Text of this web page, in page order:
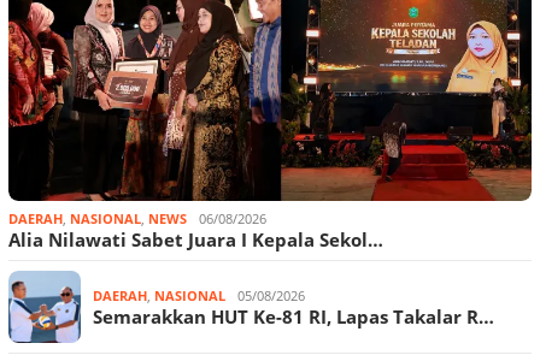
DAERAH, NASIONAL, NEWS 06/08/2026
Alia Nilawati Sabet Juara I Kepala Sekol…
DAERAH, NASIONAL 05/08/2026
Semarakkan HUT Ke-81 RI, Lapas Takalar R…